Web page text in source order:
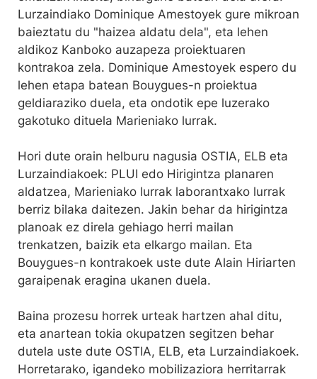
Lurzaindiako Dominique Amestoyek gure mikroan
baieztatu du "haizea aldatu dela", eta lehen
aldikoz Kanboko auzapeza proiektuaren
kontrakoa zela. Dominique Amestoyek espero du
lehen etapa batean Bouygues-n proiektua
geldiaraziko duela, eta ondotik epe luzerako
gakotuko dituela Marieniako lurrak.
Hori dute orain helburu nagusia OSTIA, ELB eta
Lurzaindiakoek: PLUI edo Hirigintza planaren
aldatzea, Marieniako lurrak laborantxako lurrak
berriz bilaka daitezen. Jakin behar da hirigintza
planoak ez direla gehiago herri mailan
trenkatzen, baizik eta elkargo mailan. Eta
Bouygues-n kontrakoek uste dute Alain Hiriarten
garaipenak eragina ukanen duela.
Baina prozesu horrek urteak hartzen ahal ditu,
eta anartean tokia okupatzen segitzen behar
dutela uste dute OSTIA, ELB, eta Lurzaindiakoek.
Horretarako, igandeko mobilizaziora herritarrak